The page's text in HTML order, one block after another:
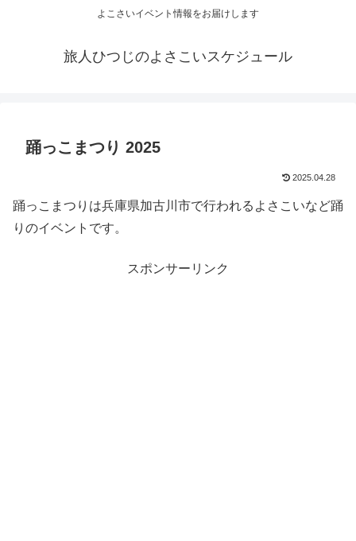
よこさいイベント情報をお届けします
旅人ひつじのよさこいスケジュール
踊っこまつり 2025
2025.04.28
踊っこまつりは兵庫県加古川市で行われるよさこいなど踊
りのイベントです。
スポンサーリンク